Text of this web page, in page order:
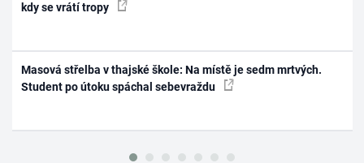
kdy se vrátí tropy
Masová střelba v thajské škole: Na místě je sedm mrtvých.
Student po útoku spáchal sebevraždu